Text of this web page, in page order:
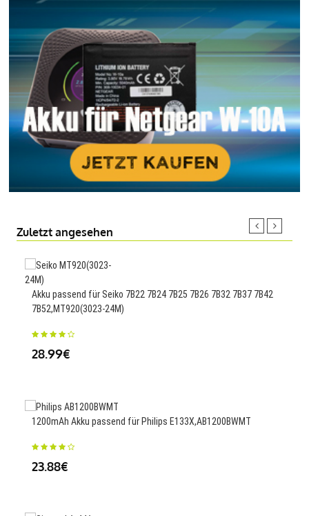
Zuletzt angesehen
Akku passend für Seiko 7B22 7B24 7B25 7B26 7B32 7B37 7B42
7B52,MT920(3023-24M)
28.99€
1200mAh Akku passend für Philips E133X,AB1200BWMT
23.88€